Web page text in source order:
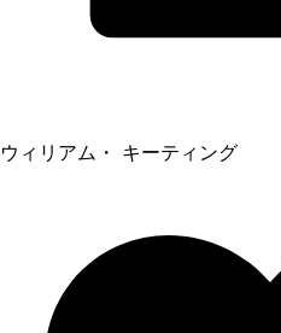
ウィリアム・ キーティング